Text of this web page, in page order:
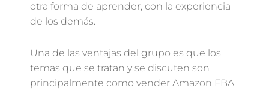
otra forma de aprender, con la experiencia
de los demás.
Una de las ventajas del grupo es que los
temas que se tratan y se discuten son
principalmente como vender Amazon FBA